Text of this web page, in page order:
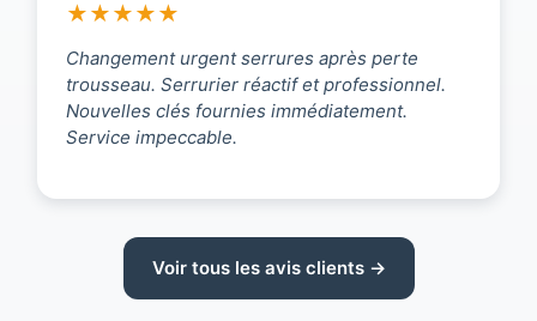
★★★★★
Changement urgent serrures après perte
trousseau. Serrurier réactif et professionnel.
Nouvelles clés fournies immédiatement.
Service impeccable.
Voir tous les avis clients →